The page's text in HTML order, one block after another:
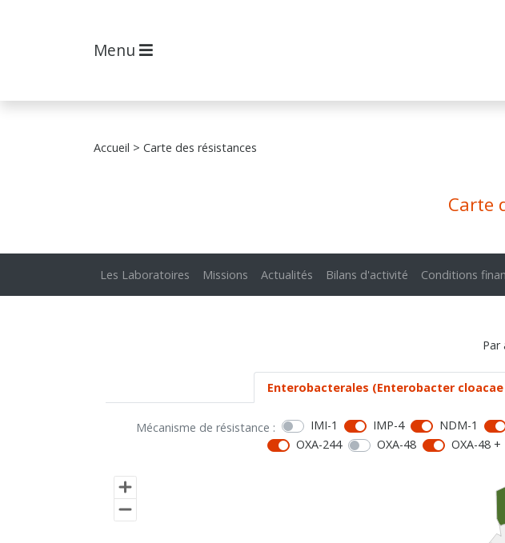
Menu
Accueil > Carte des résistances
Carte
Les Laboratoires Missions Actualités Bilans d'activité Conditions
Par
Enterobacterales (Enterobacter
Mécanisme de résistance : IMI-1 IMP-4 NDM-1
OXA-244
OXA-48 OXA-48 +